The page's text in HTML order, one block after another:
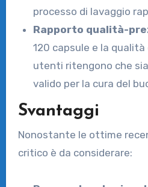
processo di lavaggio
Rapporto qualità-
120 capsule e la
utenti ritengono che
valido per la cura del
Svantaggi
Nonostante le ottime
critico è da considerare: